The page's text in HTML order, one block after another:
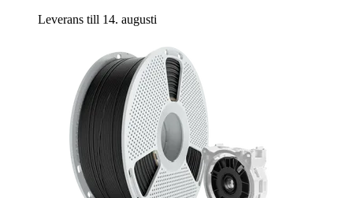
Leverans till 14. augusti